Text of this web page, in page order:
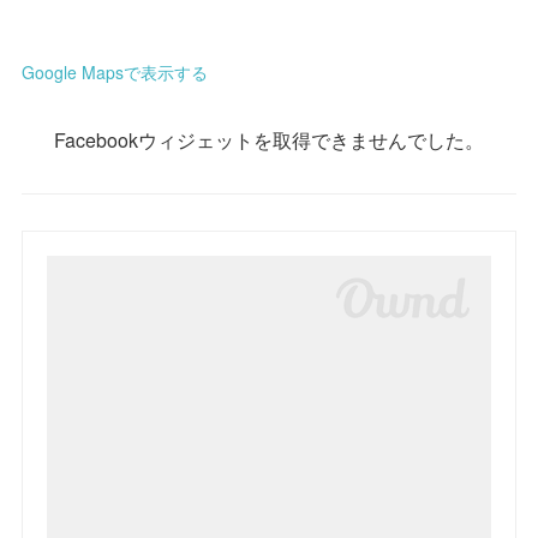
Google Mapsで表示する
Facebookウィジェットを取得できませんでした。